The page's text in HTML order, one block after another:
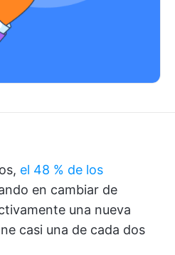
el 48 % de los
en cambiar de
una nueva
casi una de cada dos